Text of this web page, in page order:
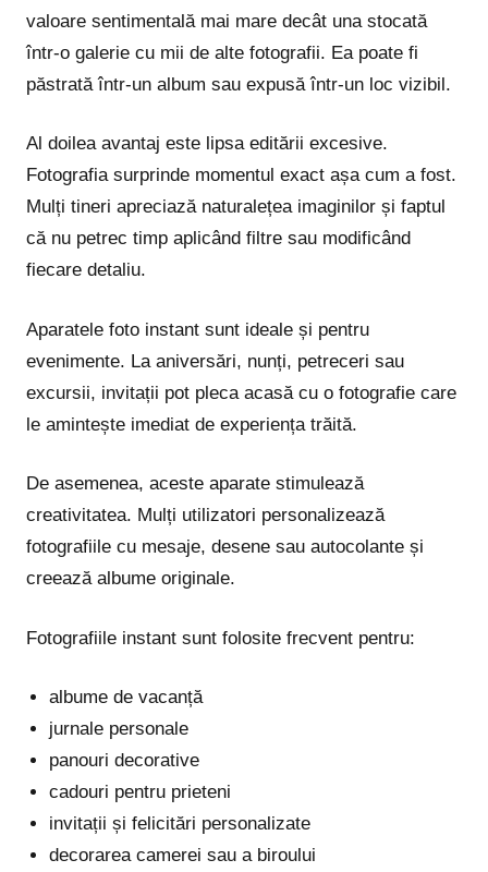
valoare sentimentală mai mare decât una stocată
într-o galerie cu mii de alte fotografii. Ea poate fi
păstrată într-un album sau expusă într-un loc vizibil.
Al doilea avantaj este lipsa editării excesive.
Fotografia surprinde momentul exact așa cum a fost.
Mulți tineri apreciază naturalețea imaginilor și faptul
că nu petrec timp aplicând filtre sau modificând
fiecare detaliu.
Aparatele foto instant sunt ideale și pentru
evenimente. La aniversări, nunți, petreceri sau
excursii, invitații pot pleca acasă cu o fotografie care
le amintește imediat de experiența trăită.
De asemenea, aceste aparate stimulează
creativitatea. Mulți utilizatori personalizează
fotografiile cu mesaje, desene sau autocolante și
creează albume originale.
Fotografiile instant sunt folosite frecvent pentru:
albume de vacanță
jurnale personale
panouri decorative
cadouri pentru prieteni
invitații și felicitări personalizate
decorarea camerei sau a biroului